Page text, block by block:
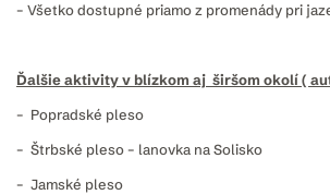
– Všetko dostupné priamo z promenády pri
Ďalšie aktivity v blízkom aj širšom okolí (
– Popradské pleso
– Štrbské pleso – lanovka na Solisko
– Jamské pleso